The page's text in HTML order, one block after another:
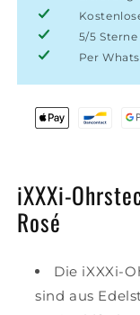
5/5
Per
iXXXi-
Rosé
Die iXXXi-
sind aus